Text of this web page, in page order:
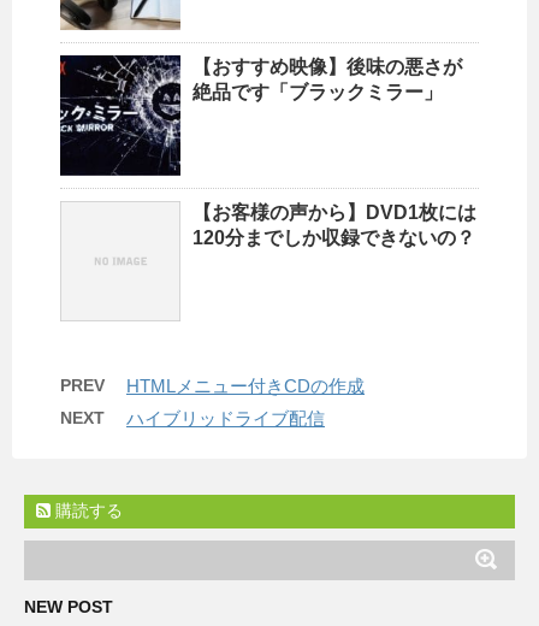
【おすすめ映像】後味の悪さが
絶品です「ブラックミラー」
【お客様の声から】DVD1枚には
120分までしか収録できないの？
PREV HTMLメニュー付きCDの作成
NEXT ハイブリッドライブ配信
購読する
NEW POST